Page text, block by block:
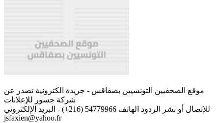
موقع الصحفيين التونسيين بصفاقس - جريدة الكترونية تصدر عن
شركة جسور للإعلانات
للإتصال أو نشر الردود الهاتف 54779966 (216+) - البريد الإلكتروني
jsfaxien@yahoo.fr